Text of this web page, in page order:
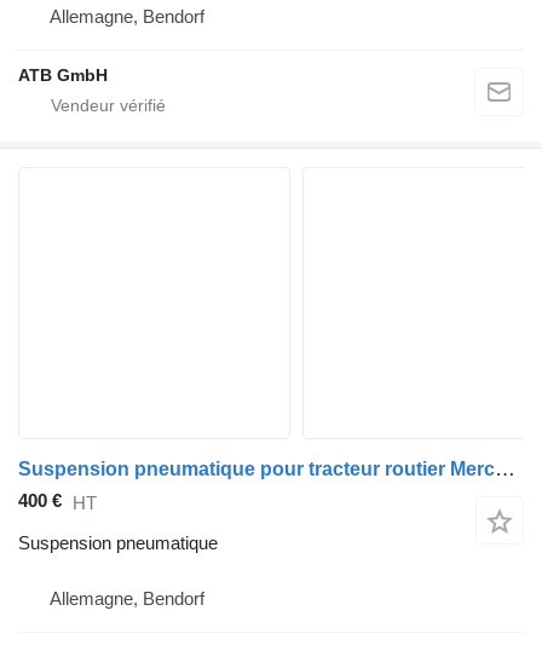
Allemagne, Bendorf
ATB GmbH
Suspension pneumatique pour tracteur routier Mercedes-Benz Actros 1840 MP4
400 € HT
Suspension pneumatique
Allemagne, Bendorf